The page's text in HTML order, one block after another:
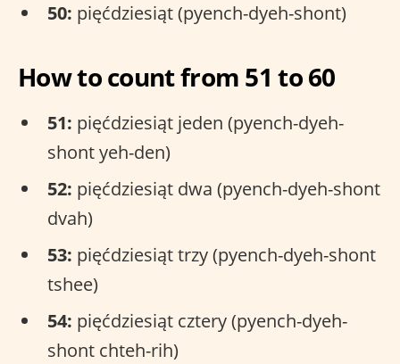
50: pięćdziesiąt (pyench-dyeh-shont)
How to count from 51 to 60
51: pięćdziesiąt jeden (pyench-dyeh-
shont yeh-den)
52: pięćdziesiąt dwa (pyench-dyeh-shont
dvah)
53: pięćdziesiąt trzy (pyench-dyeh-shont
tshee)
54: pięćdziesiąt cztery (pyench-dyeh-
shont chteh-rih)